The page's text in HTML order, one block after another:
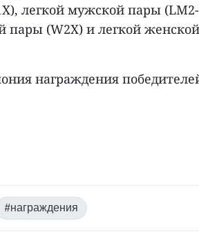
легкой мужской пары
пары (W2X) и легкой
награждения
#награждения